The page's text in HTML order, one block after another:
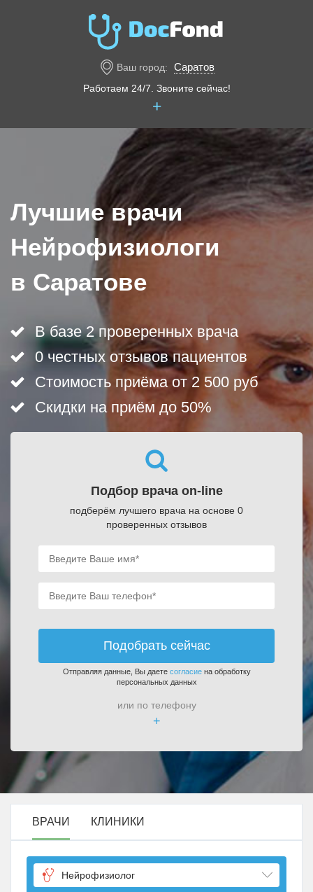
Ваш город: Саратов
Работаем 24/7. Звоните сейчас!
+
Лучшие врачи
Нейрофизиологи
в Саратове
В базе 2 проверенных врача
0 честных отзывов пациентов
Стоимость приёма от 2 500 руб
Скидки на приём до 50%
Подбор врача on-line
подберём лучшего врача на основе 0
проверенных отзывов
Подобрать сейчас
Отправляя данные, Вы даете согласиена обработку
персональных данных
или по телефону
+
ВРАЧИ КЛИНИКИ
Нейрофизиолог